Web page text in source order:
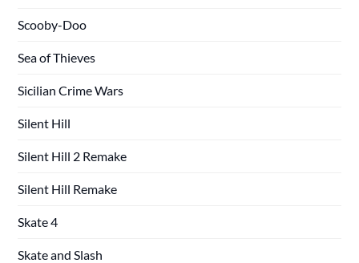
Scooby-Doo
Sea of Thieves
Sicilian Crime Wars
Silent Hill
Silent Hill 2 Remake
Silent Hill Remake
Skate 4
Skate and Slash